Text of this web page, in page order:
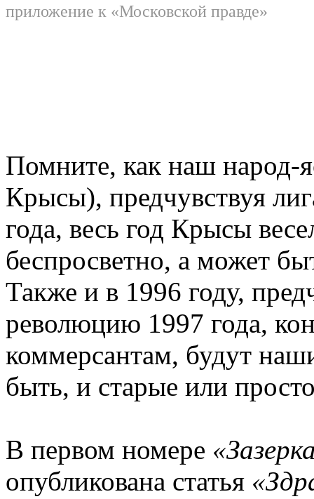
приложение к «Московской правде»
Помните, как наш народ-
Крысы), предчувствуя
года, весь год Крысы
беспросветно, а может
Также и в 1996 году,
революцию 1997 года,
коммерсантам, будут
быть, и старые или
В первом номере
опубликована статья